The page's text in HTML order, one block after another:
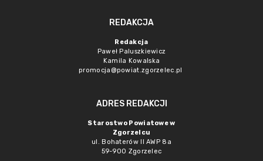
REDAKCJA
Redakcja
Paweł Paluszkiewicz
Kamila Kowalska
promocja@powiat.zgorzelec.pl
ADRES REDAKCJI
Starostwo Powiatowe w
Zgorzelcu
ul. Bohaterów II AWP 8a
59-900 Zgorzelec